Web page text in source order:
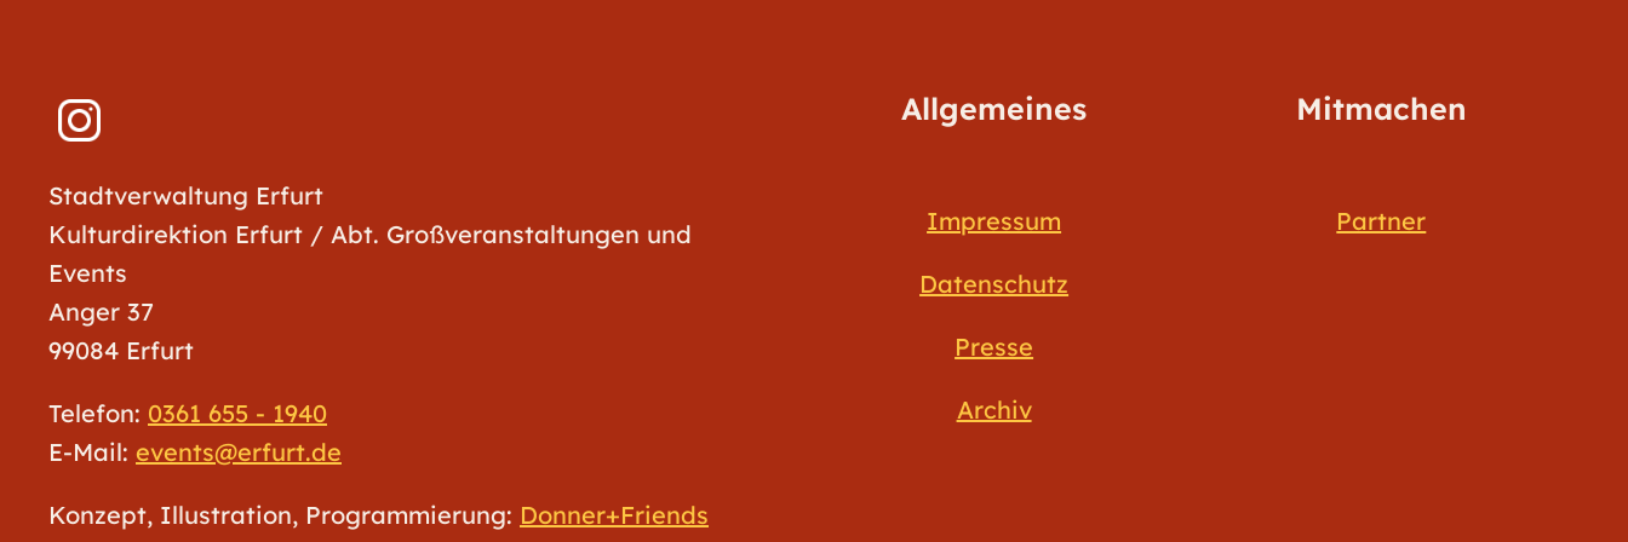
Stadtverwaltung Erfurt
Kulturdirektion Erfurt / Abt. Großveranstaltungen und
Events
Anger 37
99084 Erfurt
Telefon: 0361 655 - 1940
E-Mail: events@erfurt.de
Konzept, Illustration, Programmierung: Donner+Friends
Allgemeines
Impressum
Datenschutz
Presse
Archiv
Mitmachen
Partner